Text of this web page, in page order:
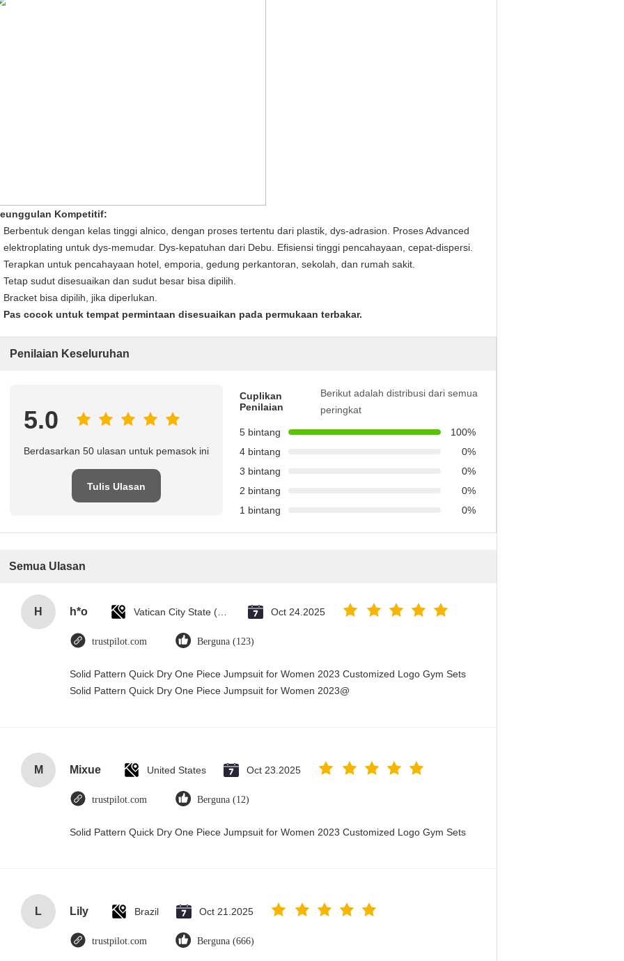
Kompetitif:
Berbentuk dengan kelas tinggi alnico, dengan proses tertentu dari plastik, dys-adrasion.
Proses Advanced
elektroplating untuk dys-memudar. Dys-kepatuhan dari Debu.
Efisiensi tinggi pencahayaan, cepat-dispersi.
Terapkan untuk pencahayaan hotel, emporia, gedung perkantoran, sekolah, dan rumah sakit.
Tetap sudut disesuaikan dan sudut besar bisa dipilih.
Bracket bisa dipilih, jika diperlukan.
Pas cocok untuk tempat permintaan disesuaikan pada permukaan terbakar.
Penilaian Keseluruhan
5.0
Berdasarkan 50 ulasan untuk pemasok ini
Tulis Ulasan
Cuplikan
Penilaian
Berikut adalah distribusi dari semua
peringkat
5 bintang
100%
4 bintang
0%
3 bintang
0%
2 bintang
0%
1 bintang
0%
Semua Ulasan
H h*o Oct 24.2025
trustpilot.com Berguna (123)
Solid Pattern Quick Dry One Piece Jumpsuit for Women 2023 Customized Logo Gym Sets
Solid Pattern Quick Dry One Piece Jumpsuit for Women 2023@
M Mixue United States Oct 23.2025
trustpilot.com Berguna (12)
Solid Pattern Quick Dry One Piece Jumpsuit for Women 2023 Customized Logo Gym Sets
L Lily Brazil Oct 21.2025
trustpilot.com Berguna (666)